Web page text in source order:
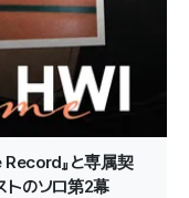
』と専属契
トのソロ第2幕